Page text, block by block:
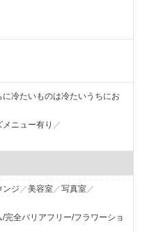
冷たいものは冷たいうちにお
メニュー有り
ンジ 美容室
写真室
完全バリアフリー/フラワーショ